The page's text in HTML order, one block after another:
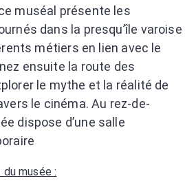
muséal présente les
dans la presqu’île varoise
métiers en lien avec le
ensuite la route des
le mythe et la réalité de
le cinéma. Au rez-de-
dispose d’une salle
musée :